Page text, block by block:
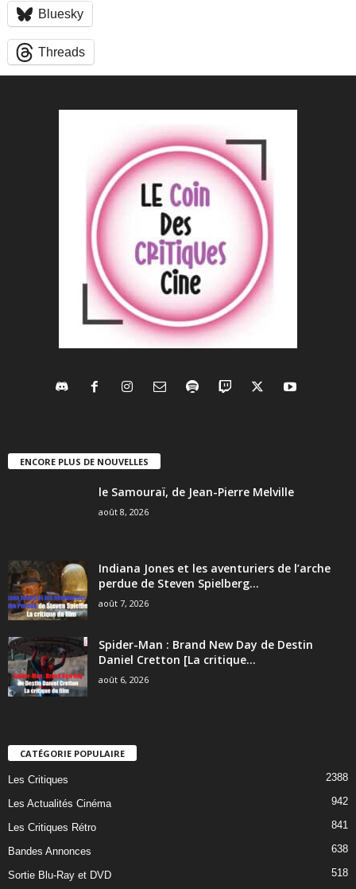
Bluesky
Threads
ENCORE PLUS DE NOUVELLES
le Samouraï, de Jean-Pierre Melville
août 8, 2026
Indiana Jones et les aventuriers de l’arche
perdue de Steven Spielberg...
août 7, 2026
Spider-Man : Brand New Day de Destin
Daniel Cretton [La critique...
août 6, 2026
CATÉGORIE POPULAIRE
Les Critiques 2388
Les Actualités Cinéma 942
Les Critiques Rétro 841
Bandes Annonces 638
Sortie Blu-Ray et DVD 518